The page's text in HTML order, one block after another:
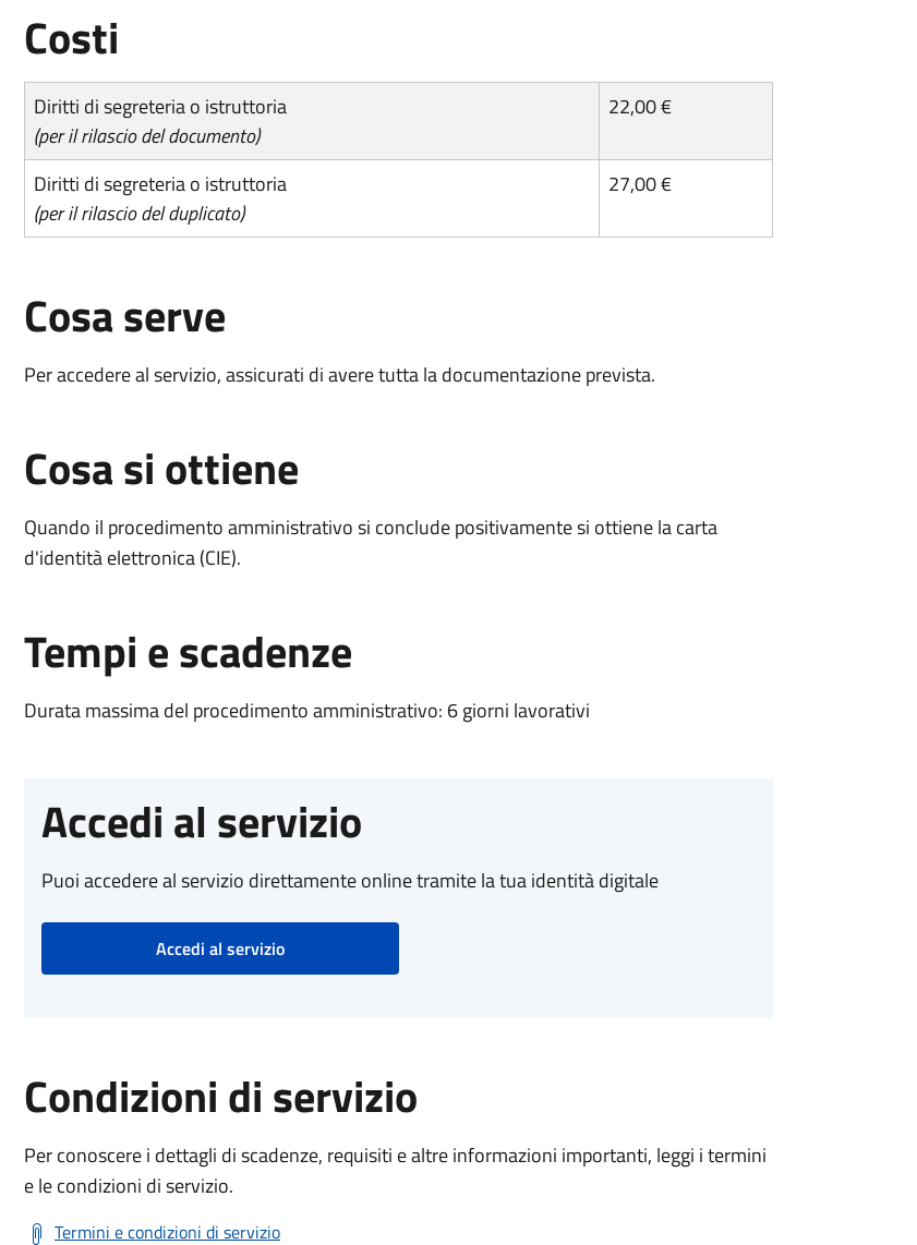
Costi
Diritti di segreteria o istruttoria
(per il rilascio del documento)
22,00 €
Diritti di segreteria o istruttoria
(per il rilascio del duplicato)
27,00 €
Cosa serve
Per accedere al servizio, assicurati di avere tutta la documentazione prevista.
Cosa si ottiene
Quando il procedimento amministrativo si conclude positivamente si ottiene la carta
d'identità elettronica (CIE).
Tempi e scadenze
Durata massima del procedimento amministrativo: 6 giorni lavorativi
Accedi al servizio
Puoi accedere al servizio direttamente online tramite la tua identità digitale
Accedi al servizio
Condizioni di servizio
Per conoscere i dettagli di scadenze, requisiti e altre informazioni importanti, leggi i termini
e le condizioni di servizio.
Termini e condizioni di servizio